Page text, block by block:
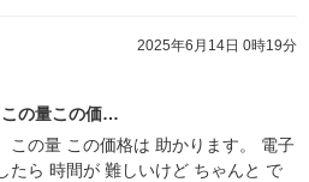
2025年6月14日 0時19分
この量この価…
この量 この価格は 助かります。 電子
たら 時間が 難しいけど ちゃんと で